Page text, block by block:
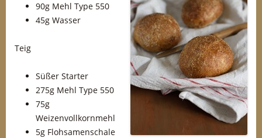
90g Mehl Type 550
45g Wasser
Teig
Süßer Starter
275g Mehl Type 550
75g
Weizenvollkornmehl
5g Flohsamenschale